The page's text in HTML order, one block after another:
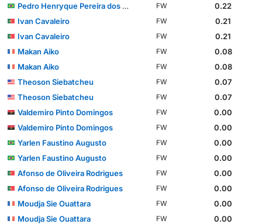
Pedro Henryque Pereira dos Santos
FW
0.22
Ivan Cavaleiro
FW
0.21
Ivan Cavaleiro
FW
0.21
Makan Aiko
FW
0.08
Makan Aiko
FW
0.08
Theoson Siebatcheu
FW
0.07
Theoson Siebatcheu
FW
0.07
Valdemiro Pinto Domingos
FW
0.00
Valdemiro Pinto Domingos
FW
0.00
Yarlen Faustino Augusto
FW
0.00
Yarlen Faustino Augusto
FW
0.00
Afonso de Oliveira Rodrigues
FW
0.00
Afonso de Oliveira Rodrigues
FW
0.00
Moudja Sie Ouattara
FW
0.00
Moudja Sie Ouattara
FW
0.00